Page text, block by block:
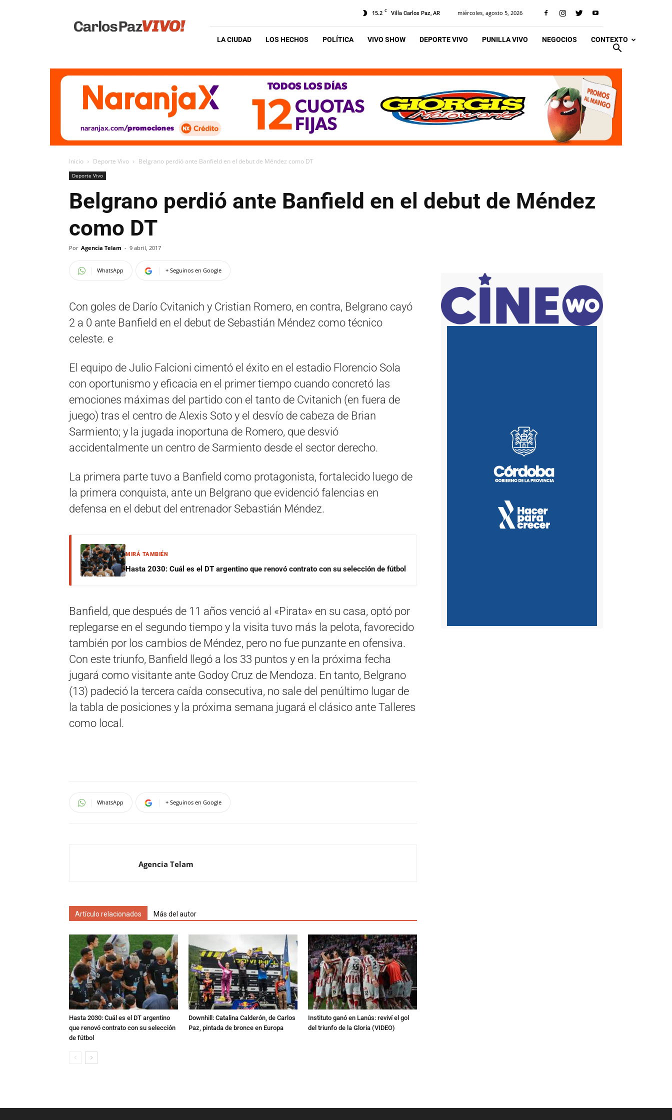
Vivo
15.2 C Villa Carlos Paz, AR miércoles, agosto 5, 2026
LA CIUDAD LOS HECHOS POLÍTICA VIVO SHOW DEPORTE VIVO PUNILLA VIVO NEGOCIOS CONTEXTO
Inicio Deporte Vivo Belgrano perdió ante Banfield en el debut de Méndez como DT
Deporte Vivo
Belgrano perdió ante Banfield en el debut de Méndez
como DT
Por Agencia Telam - 9 abril, 2017
WhatsApp + Seguinos en Google
Con goles de Darío Cvitanich y Cristian Romero, en contra, Belgrano cayó
2 a 0 ante Banfield en el debut de Sebastián Méndez como técnico
celeste. e
El equipo de Julio Falcioni cimentó el éxito en el estadio Florencio Sola
con oportunismo y eficacia en el primer tiempo cuando concretó las
emociones máximas del partido con el tanto de Cvitanich (en fuera de
juego) tras el centro de Alexis Soto y el desvío de cabeza de Brian
Sarmiento; y la jugada inoportuna de Romero, que desvió
accidentalmente un centro de Sarmiento desde el sector derecho.
La primera parte tuvo a Banfield como protagonista, fortalecido luego de
la primera conquista, ante un Belgrano que evidenció falencias en
defensa en el debut del entrenador Sebastián Méndez.
MIRÁ TAMBIÉN
Hasta 2030: Cuál es el DT argentino que renovó contrato con su selección de fútbol
Banfield, que después de 11 años venció al «Pirata» en su casa, optó por
replegarse en el segundo tiempo y la visita tuvo más la pelota, favorecido
también por los cambios de Méndez, pero no fue punzante en ofensiva.
Con este triunfo, Banfield llegó a los 33 puntos y en la próxima fecha
jugará como visitante ante Godoy Cruz de Mendoza. En tanto, Belgrano
(13) padeció la tercera caída consecutiva, no sale del penúltimo lugar de
la tabla de posiciones y la próxima semana jugará el clásico ante Talleres
como local.
WhatsApp + Seguinos en Google
Agencia Telam
Artículo relacionados Más del autor
Hasta 2030: Cuál es el DT argentino
que renovó contrato con su selección
de fútbol
Downhill: Catalina Calderón, de Carlos
Paz, pintada de bronce en Europa
Instituto ganó en Lanús: reviví el gol
del triunfo de la Gloria (VIDEO)